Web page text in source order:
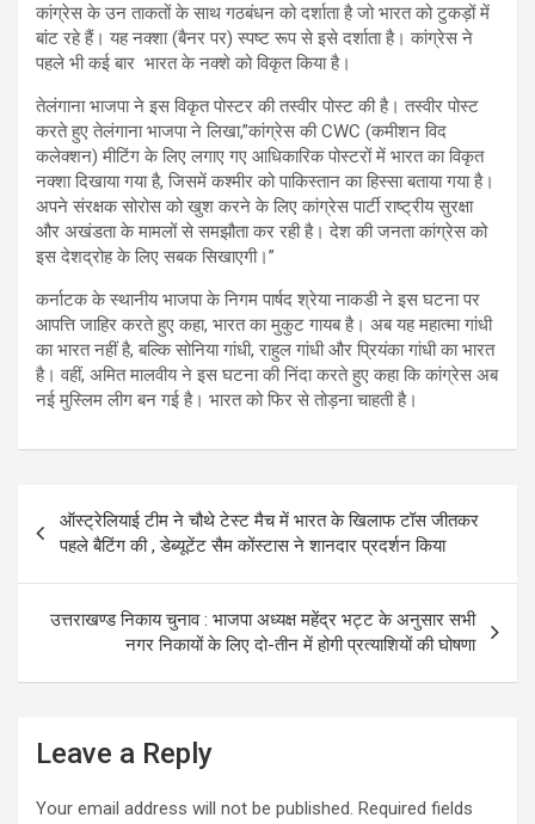
कांग्रेस के उन ताकतों के साथ गठबंधन को दर्शाता है जो भारत को टुकड़ों में
बांट रहे हैं। यह नक्शा (बैनर पर) स्पष्ट रूप से इसे दर्शाता है। कांग्रेस ने
पहले भी कई बार भारत के नक्शे को विकृत किया है।
तेलंगाना भाजपा ने इस विकृत पोस्टर की तस्वीर पोस्ट की है। तस्वीर पोस्ट
करते हुए तेलंगाना भाजपा ने लिखा,”कांग्रेस की CWC (कमीशन विद
कलेक्शन) मीटिंग के लिए लगाए गए आधिकारिक पोस्टरों में भारत का विकृत
नक्शा दिखाया गया है, जिसमें कश्मीर को पाकिस्तान का हिस्सा बताया गया है।
अपने संरक्षक सोरोस को खुश करने के लिए कांग्रेस पार्टी राष्ट्रीय सुरक्षा
और अखंडता के मामलों से समझौता कर रही है। देश की जनता कांग्रेस को
इस देशद्रोह के लिए सबक सिखाएगी।”
कर्नाटक के स्थानीय भाजपा के निगम पार्षद श्रेया नाकडी ने इस घटना पर
आपत्ति जाहिर करते हुए कहा, भारत का मुकुट गायब है। अब यह महात्मा गांधी
का भारत नहीं है, बल्कि सोनिया गांधी, राहुल गांधी और प्रियंका गांधी का भारत
है। वहीं, अमित मालवीय ने इस घटना की निंदा करते हुए कहा कि कांग्रेस अब
नई मुस्लिम लीग बन गई है। भारत को फिर से तोड़ना चाहती है।
navigation
ऑस्ट्रेलियाई टीम ने चौथे टेस्ट मैच में भारत के खिलाफ टॉस जीतकर
पहले बैटिंग की , डेब्यूटेंट सैम कोंस्टास ने शानदार प्रदर्शन किया
उत्तराखण्ड निकाय चुनाव : भाजपा अध्यक्ष महेंद्र भट्ट के अनुसार सभी
नगर निकायों के लिए दो-तीन में होगी प्रत्याशियों की घोषणा
Leave a Reply
Your email address will not be published. Required fields